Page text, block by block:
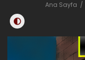
Ana Sayfa